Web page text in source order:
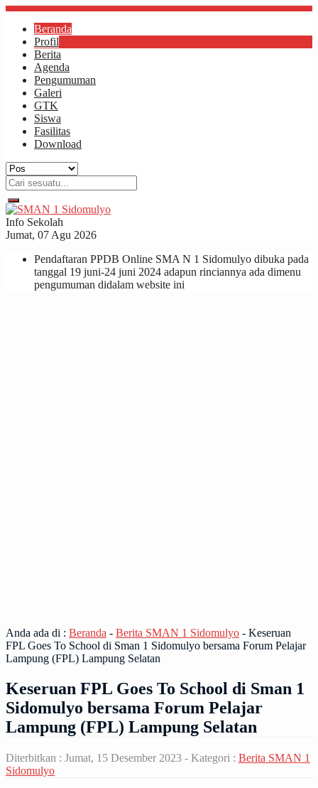
Beranda
Profil
Berita
Agenda
Pengumuman
Galeri
GTK
Siswa
Fasilitas
Download
Info Sekolah
Jumat, 07 Agu 2026
Pendaftaran PPDB Online SMA N 1 Sidomulyo dibuka pada
tanggal 19 juni-24 juni 2024 adapun rinciannya ada dimenu
pengumuman didalam website ini
Anda ada di : Beranda - Berita SMAN 1 Sidomulyo - Keseruan
FPL Goes To School di Sman 1 Sidomulyo bersama Forum Pelajar
Lampung (FPL) Lampung Selatan
Keseruan FPL Goes To School di Sman 1
Sidomulyo bersama Forum Pelajar
Lampung (FPL) Lampung Selatan
Diterbitkan : Jumat, 15 Desember 2023 - Kategori : Berita SMAN 1
Sidomulyo